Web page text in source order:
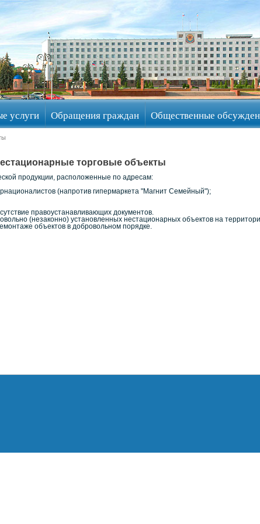
услуги Обращения граждан Общественные
торговые объекты
продукции, расположенные по адресам:
(напротив гипермаркета "Магнит Семейный");
правоустанавливающих документов.
(незаконно) установленных нестационарных объектов на
объектов в добровольном порядке.